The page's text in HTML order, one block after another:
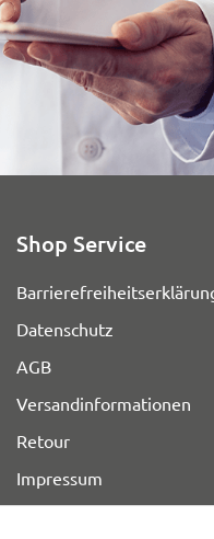
Shop Service
Datenschutz
AGB
Versandinformationen
Retour
Impressum